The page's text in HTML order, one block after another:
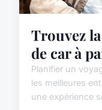
Trouvez
de car à
Planifier un
les meilleures
une expérience